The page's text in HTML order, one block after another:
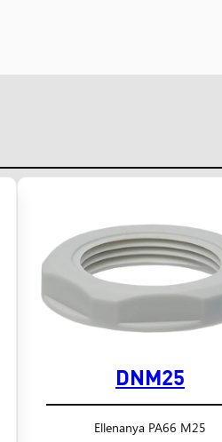
DNM25
Ellenanya PA66 M25